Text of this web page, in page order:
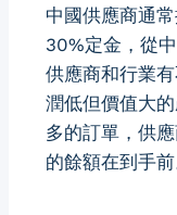
中國供應商通
30%定金，從
供應商和行業
潤低但價值大
多的訂單，供
的餘額在到手前